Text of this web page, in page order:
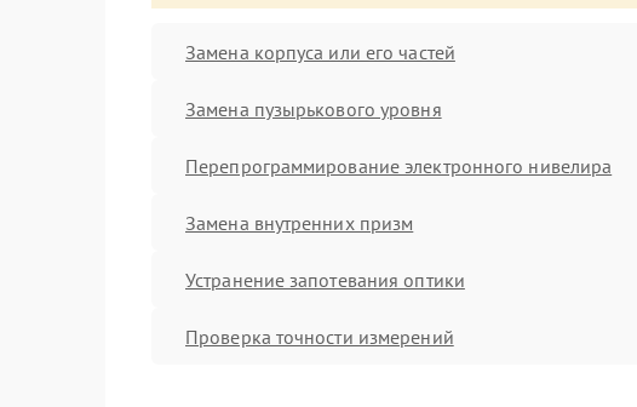
Замена корпуса или его частей
Замена пузырькового уровня
Перепрограммирование электронного нивелира
Замена внутренних призм
Устранение запотевания оптики
Проверка точности измерений